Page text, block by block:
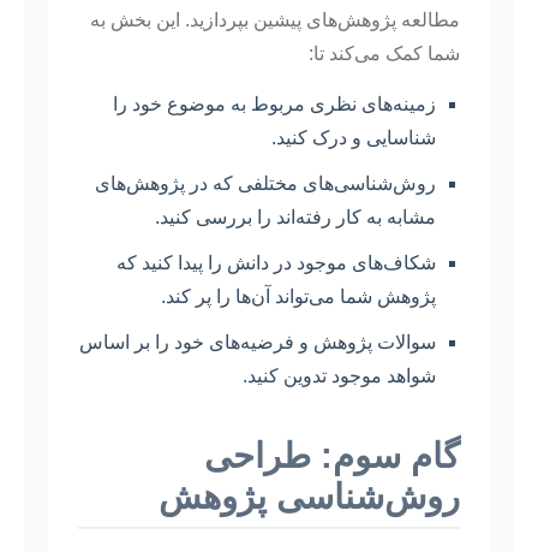
مطالعه پژوهش‌های پیشین بپردازید. این بخش به
شما کمک می‌کند تا:
زمینه‌های نظری مربوط به موضوع خود را
شناسایی و درک کنید.
روش‌شناسی‌های مختلفی که در پژوهش‌های
مشابه به کار رفته‌اند را بررسی کنید.
شکاف‌های موجود در دانش را پیدا کنید که
پژوهش شما می‌تواند آن‌ها را پر کند.
سوالات پژوهش و فرضیه‌های خود را بر اساس
شواهد موجود تدوین کنید.
گام سوم: طراحی
روش‌شناسی پژوهش